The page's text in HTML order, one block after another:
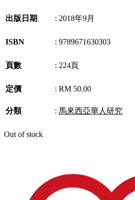
出版日期 : 2018年9月
ISBN : 9789671630303
頁數 : 224頁
定價 : RM 50.00
分類 : 馬來西亞華人研究
Out of stock